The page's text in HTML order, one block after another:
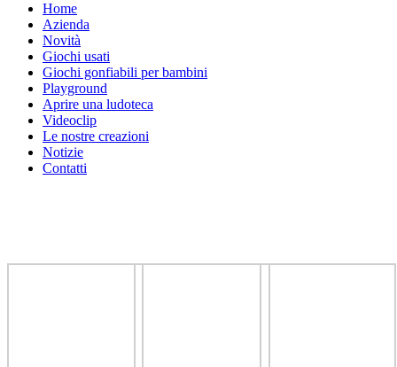
Home
Azienda
Novità
Giochi usati
Giochi gonfiabili per bambini
Playground
Aprire una ludoteca
Videoclip
Le nostre creazioni
Notizie
Contatti